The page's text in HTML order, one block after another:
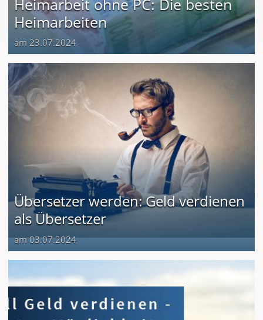
Heimarbeit ohne PC: Die besten
Heimarbeiten
am 23.07.2024
Übersetzer werden: Geld verdienen
als Übersetzer
am 03.07.2024